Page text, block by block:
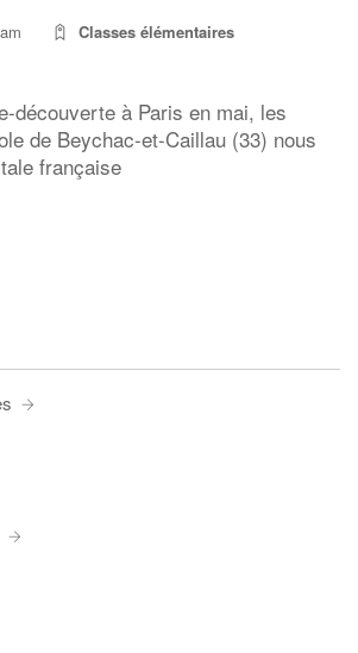
Classes élémentaires
découverte à Paris en mai, les
de Beychac-et-Caillau (33) nous
française